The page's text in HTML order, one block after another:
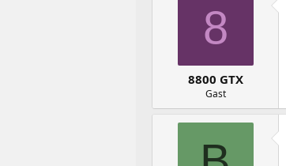
8
8800 GTX
Gast